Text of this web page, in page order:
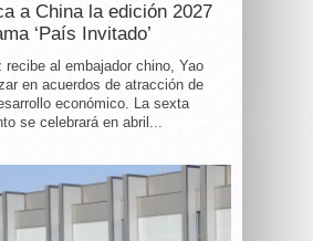
a China la edición 2027
‘País Invitado’
recibe al embajador chino, Yao
en acuerdos de atracción de
económico. La sexta
se celebrará en abril...